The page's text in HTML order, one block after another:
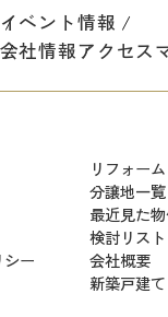
イベント情報
会社情報アクセス
リフォーム
分譲地一覧
最近見た
検討リスト
ー
会社概要
新築戸建て